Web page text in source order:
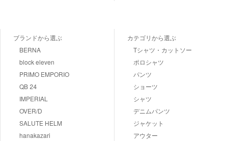
ブランドから選ぶ
BERNA
block eleven
PRIMO EMPORIO
QB 24
IMPERIAL
OVER/D
SALUTE HELM
hanakazari
カテゴリから選ぶ
Tシャツ・カットソー
ポロシャツ
パンツ
ショーツ
シャツ
デニムパンツ
ジャケット
アウター